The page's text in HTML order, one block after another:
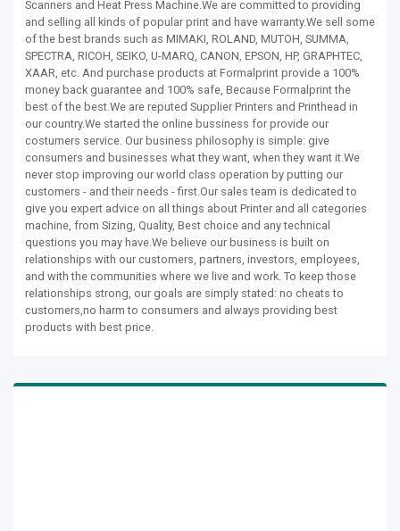
Scanners and Heat Press Machine.We are committed to providing
and selling all kinds of popular print and have warranty.We sell some
of the best brands such as MIMAKI, ROLAND, MUTOH, SUMMA,
SPECTRA, RICOH, SEIKO, U-MARQ, CANON, EPSON, HP, GRAPHTEC,
XAAR, etc. And purchase products at Formalprint provide a 100%
money back guarantee and 100% safe, Because Formalprint the
best of the best.We are reputed Supplier Printers and Printhead in
our country.We started the online bussiness for provide our
costumers service. Our business philosophy is simple: give
consumers and businesses what they want, when they want it.We
never stop improving our world class operation by putting our
customers - and their needs - first.Our sales team is dedicated to
give you expert advice on all things about Printer and all categories
machine, from Sizing, Quality, Best choice and any technical
questions you may have.We believe our business is built on
relationships with our customers, partners, investors, employees,
and with the communities where we live and work. To keep those
relationships strong, our goals are simply stated: no cheats to
customers,no harm to consumers and always providing best
products with best price.